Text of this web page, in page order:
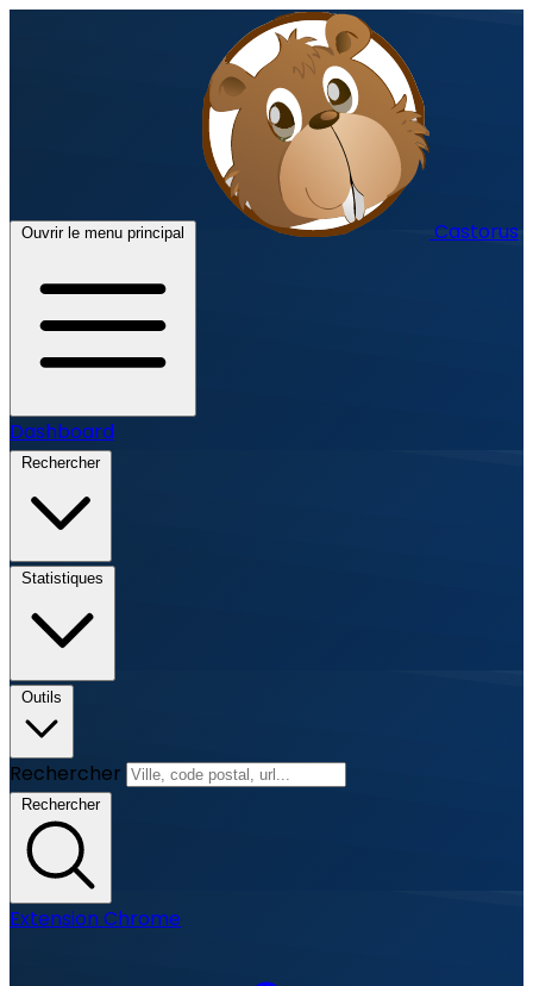
Ouvrir le menu principal Castorus
Dashboard
Rechercher
Statistiques
Outils
Rechercher
Rechercher
Extension Chrome